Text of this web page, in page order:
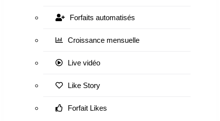
Forfaits automatisés
Croissance mensuelle
Live vidéo
Like Story
Forfait Likes